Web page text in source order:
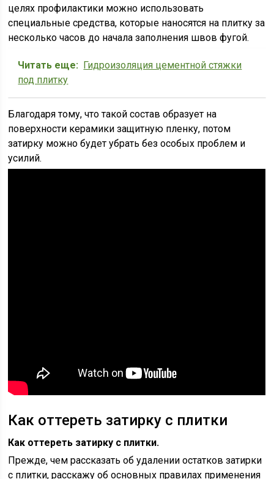
целях профилактики можно использовать
специальные средства, которые наносятся на плитку за
несколько часов до начала заполнения швов фугой.
Читать еще: Гидроизоляция цементной стяжки
под плитку
Благодаря тому, что такой состав образует на
поверхности керамики защитную пленку, потом
затирку можно будет убрать без особых проблем и
усилий.
Как оттереть затирку с плитки
Как оттереть затирку с плитки.
Прежде, чем рассказать об удалении остатков затирки
с плитки, расскажу об основных правилах применения